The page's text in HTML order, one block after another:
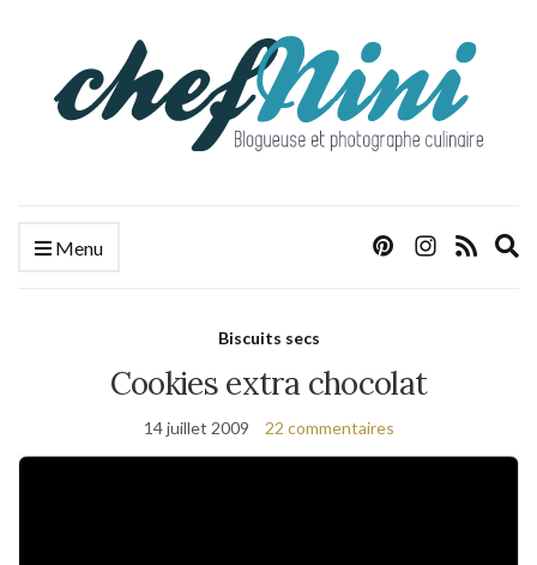
Menu
Biscuits secs
Cookies extra chocolat
14 juillet 2009 22 commentaires